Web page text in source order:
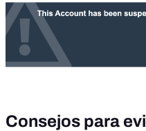
Consejos para